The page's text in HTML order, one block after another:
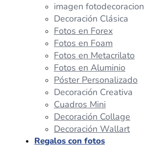
imagen fotodecoracion
Decoración Clásica
Fotos en Forex
Fotos en Foam
Fotos en Metacrilato
Fotos en Aluminio
Póster Personalizado
Decoración Creativa
Cuadros Mini
Decoración Collage
Decoración Wallart
Regalos con fotos